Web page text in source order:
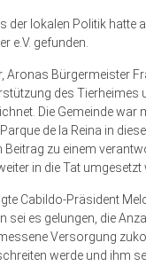
der lokalen Politik
e.V. gefunden.
Aronas Bürgermeister
des
Die Gemeinde
de la Reina in
Beitrag zu einem
in die Tat umgesetzt
Cabildo-Präsident
sei es gelungen, die
Versorgung
werde und ihm